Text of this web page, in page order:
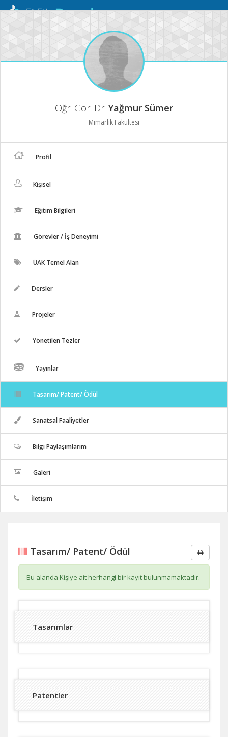
Mobil
Öğr. Gör. Dr. Yağmur Sümer
Mimarlık Fakültesi
Profil
Kişisel
Eğitim Bilgileri
Görevler / İş Deneyimi
ÜAK Temel Alan
Dersler
Projeler
Yönetilen Tezler
Yayınlar
Tasarım/ Patent/ Ödül
Sanatsal Faaliyetler
Bilgi Paylaşımlarım
Galeri
İletişim
Tasarım/ Patent/ Ödül
Bu alanda Kişiye ait herhangi bir kayıt bulunmamaktadır.
Tasarımlar
Patentler